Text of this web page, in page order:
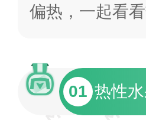
偏热，一起看
01 热性